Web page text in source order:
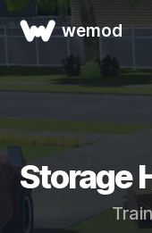
wemod
Storage